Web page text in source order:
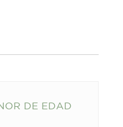
DE EDAD